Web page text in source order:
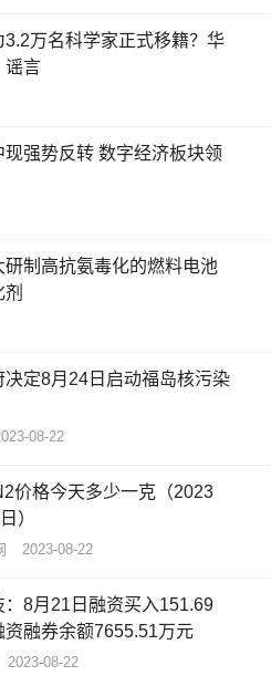
3.2万名科学家正式移籍？华
谣言
现强势反转 数字经济板块领
研制高抗氨毒化的燃料电池
决定8月24日启动福岛核污染
08-22
价格今天多少一克（2023
）
2023-08-22
：8月21日融资买入151.69
资融券余额7655.51万元
2023-08-22